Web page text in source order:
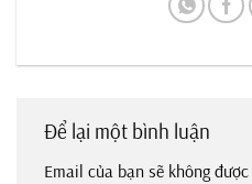
Để lại một bình luận
Email của bạn sẽ không